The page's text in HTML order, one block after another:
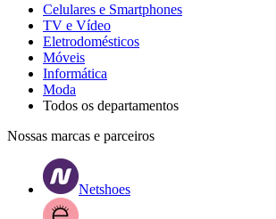
Celulares e Smartphones
TV e Vídeo
Eletrodomésticos
Móveis
Informática
Moda
Todos os departamentos
Nossas marcas e parceiros
Netshoes